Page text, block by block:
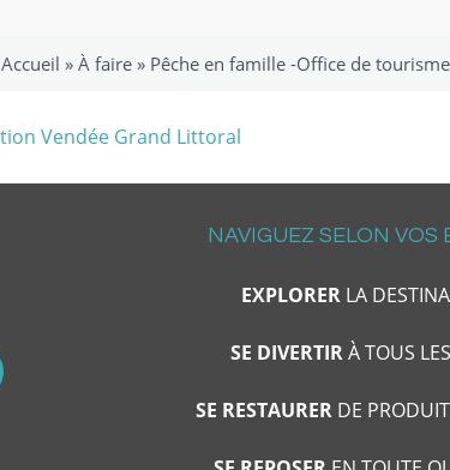
Accueil » À faire » Pêche en famille -Office de
NAVIGUEZ SELON VOS
EXPLORERLA
SE DIVERTIRÀ TOUS
SE RESTAURER DE